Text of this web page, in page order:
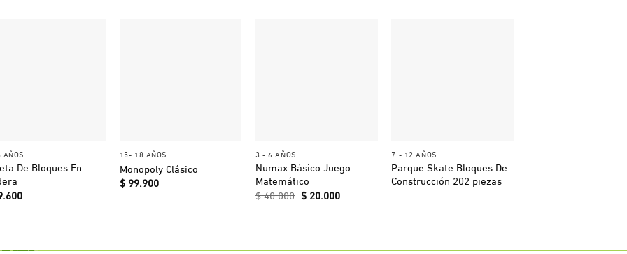
De Bloques En
15- 18 AÑOS
Monopoly Clásico
$99.900
3 - 6 AÑOS
Numax Básico Juego
Matemático
$40.000 El
precio
$20.000El
precio
7 - 12 AÑOS
Parque Skate Bloques De
Construcción 202 piezas